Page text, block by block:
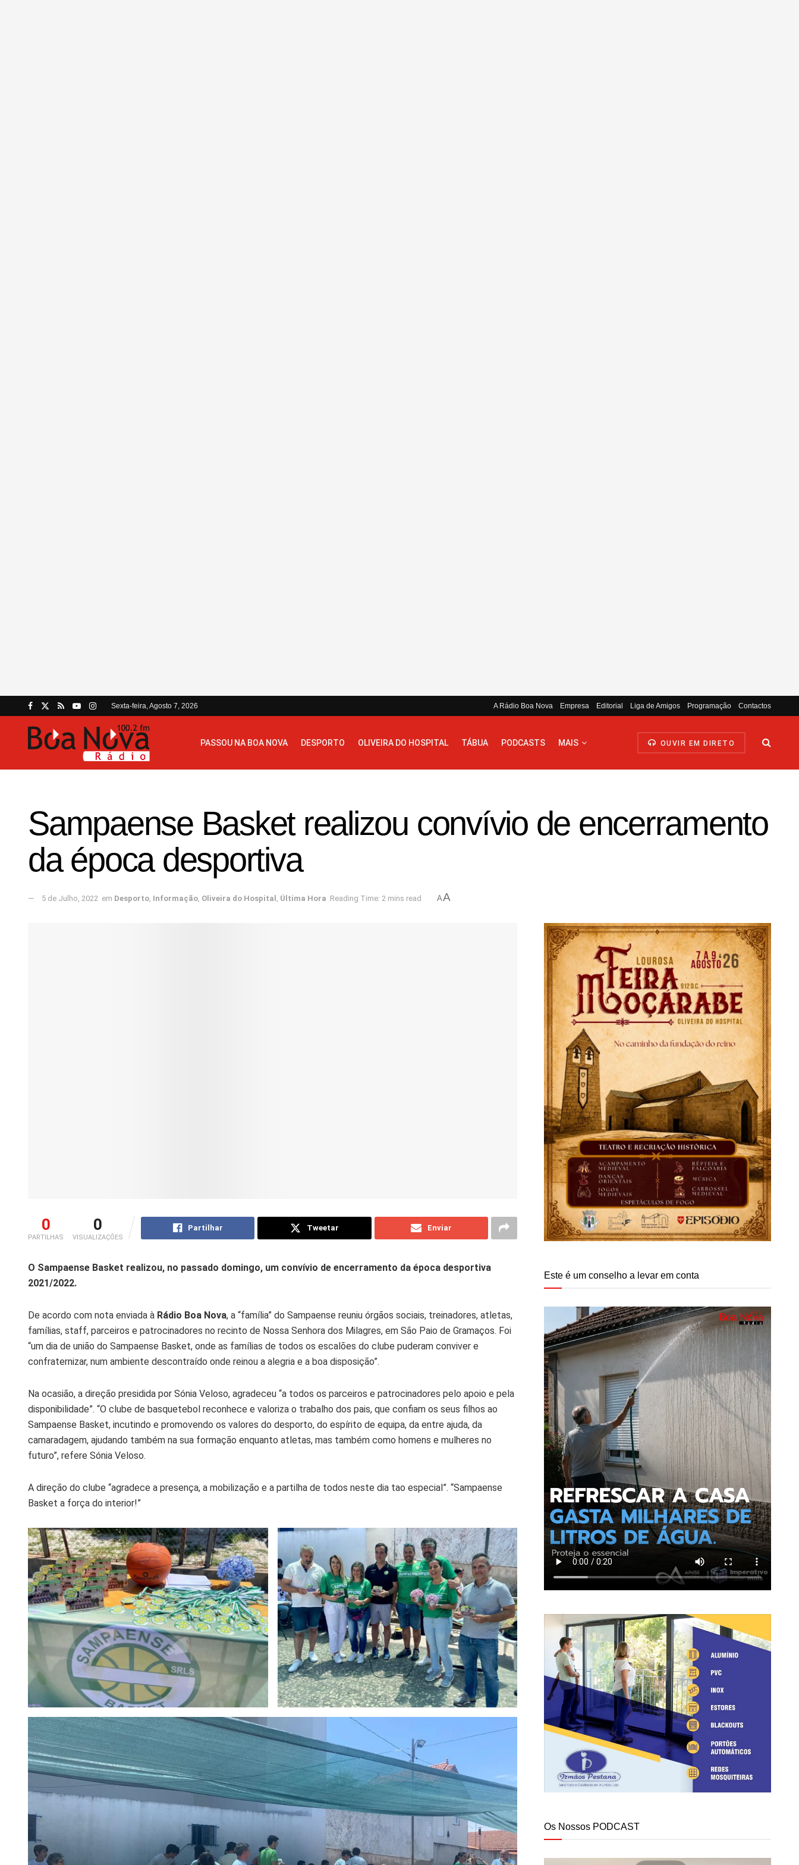
Sexta-feira, Agosto 7, 2026 A Rádio Boa Nova Empresa Editorial Liga de Amigos Programação Contactos
PASSOU NA BOA NOVA DESPORTO OLIVEIRA DO HOSPITAL TÁBUA PODCASTS MAIS OUVIR EM DIRETO
Sampaense Basket realizou convívio de encerramento
da época desportiva
5 de Julho, 2022 em Desporto, Informação, Oliveira do Hospital , Última Hora Reading Time: 2 mins read AA
0
PARTILHAS
0
VISUALIZAÇÕES
Partilhar Tweetar Enviar
O Sampaense Basket realizou, no passado domingo, um convívio de encerramento da época desportiva
2021/2022.
De acordo com nota enviada à Rádio Boa Nova, a “família” do Sampaense reuniu órgãos sociais, treinadores, atletas,
famílias, staff, parceiros e patrocinadores no recinto de Nossa Senhora dos Milagres, em São Paio de Gramaços. Foi
“um dia de união do Sampaense Basket, onde as famílias de todos os escalões do clube puderam conviver e
confraternizar, num ambiente descontraído onde reinou a alegria e a boa disposição”.
Na ocasião, a direção presidida por Sónia Veloso, agradeceu “a todos os parceiros e patrocinadores pelo apoio e pela
disponibilidade”. “O clube de basquetebol reconhece e valoriza o trabalho dos pais, que confiam os seus filhos ao
Sampaense Basket, incutindo e promovendo os valores do desporto, do espírito de equipa, da entre ajuda, da
camaradagem, ajudando também na sua formação enquanto atletas, mas também como homens e mulheres no
futuro”, refere Sónia Veloso.
A direção do clube “agradece a presença, a mobilização e a partilha de todos neste dia tao especial”. “Sampaense
Basket a força do interior!”
Este é um conselho a levar em conta
Os Nossos PODCAST